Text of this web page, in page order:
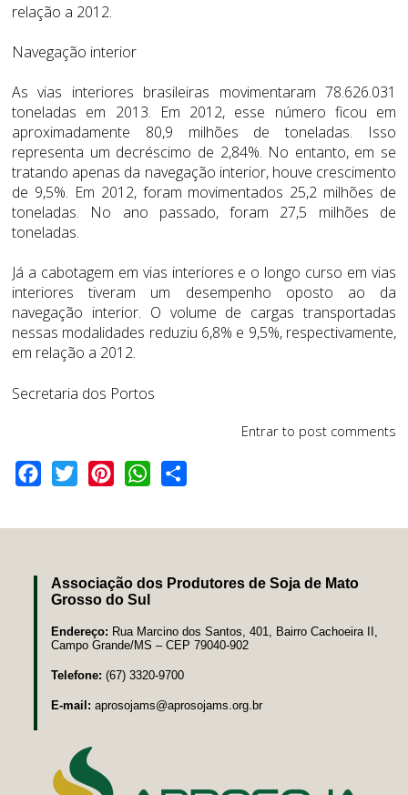
relação a 2012.
Navegação interior
As vias interiores brasileiras movimentaram 78.626.031
toneladas em 2013. Em 2012, esse número ficou em
aproximadamente 80,9 milhões de toneladas. Isso
representa um decréscimo de 2,84%. No entanto, em se
tratando apenas da navegação interior, houve crescimento
de 9,5%. Em 2012, foram movimentados 25,2 milhões de
toneladas. No ano passado, foram 27,5 milhões de
toneladas.
Já a cabotagem em vias interiores e o longo curso em vias
interiores tiveram um desempenho oposto ao da
navegação interior. O volume de cargas transportadas
nessas modalidades reduziu 6,8% e 9,5%, respectivamente,
em relação a 2012.
Secretaria dos Portos
Entrar to post comments
Facebook
Twitter PinterestWhatsApp
Associação dos Produtores de Soja de Mato
Grosso do Sul
Endereço: Rua Marcino dos Santos, 401, Bairro Cachoeira II,
Campo Grande/MS – CEP 79040-902
Telefone: (67) 3320-9700
E-mail: aprosojams@aprosojams.org.br